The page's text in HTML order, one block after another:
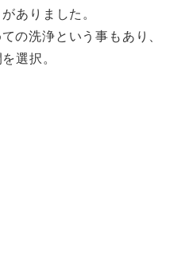
ありました。
の洗浄という事もあり、
選択。